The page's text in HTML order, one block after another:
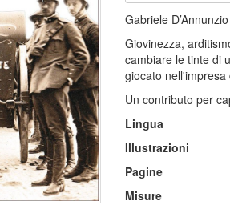
Gabriele
Giovinezza,
cambiare le tinte di
giocato
Un contributo per
Lingua
Illustrazioni
Pagine
Misure